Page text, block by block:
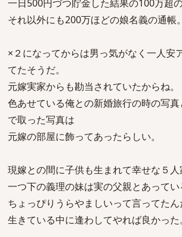
一日500円づつ貯金した結果の100万超の
それ以外にも200万ほどの娘名義の通帳。
×２になってからは男っ気がなく一人安
てたそうだ。
元嫁実家からも勘当されていたからね。
色あせている俺との新婚旅行の時の写
で取った写真は
元嫁の部屋に飾ってあったらしい。
現嫁との間に子供も生まれて幸せな５人
一つ下の義理の妹は実の父親とあってい
ちょっぴりうらやましいって言ってたん
生きている中に逢わしてやれば良かった。